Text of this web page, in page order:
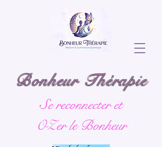
Bonheur Thérapie
Se reconnecter et
OZer le Bonheur